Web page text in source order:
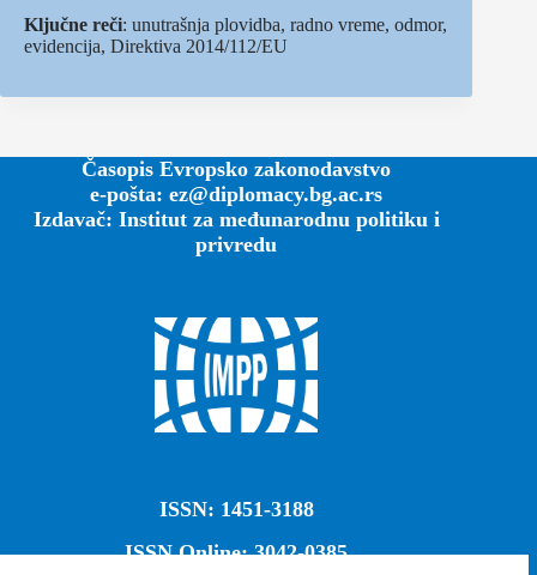
Ključne reči: unutrašnja plovidba, radno vreme, odmor,
evidencija, Direktiva 2014/112/EU
Časopis Evropsko zakonodavstvo
e-pošta: ez@diplomacy.bg.ac.rs
Izdavač: Institut za međunarodnu politiku i
privredu
ISSN: 1451-3188
ISSN Online: 3042-0385